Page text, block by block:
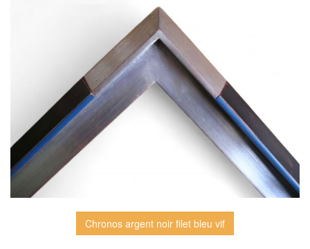
Chronos argent noir filet bleu vif